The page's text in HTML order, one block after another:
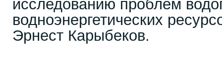
исследованию проблем
водноэнергетических
Эрнест Карыбеков.